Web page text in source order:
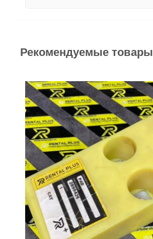
Рекомендуемые товары